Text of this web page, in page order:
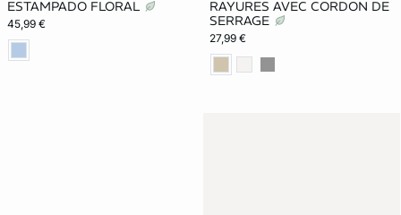
ESTAMPADO FLORAL
45,99 €
RAYURES AVEC CORDON DE
SERRAGE
27,99 €